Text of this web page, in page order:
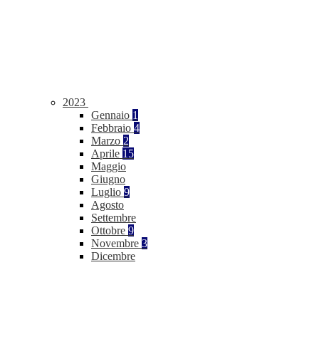
2023
Gennaio 1
Febbraio 4
Marzo 2
Aprile 15
Maggio
Giugno
Luglio 9
Agosto
Settembre
Ottobre 9
Novembre 3
Dicembre